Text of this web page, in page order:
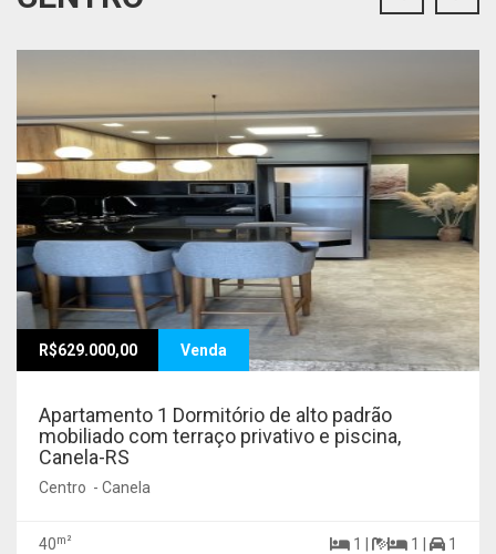
R$629.000,00 Venda
Apartamento 1 Dormitório de alto padrão
mobiliado com terraço privativo e piscina,
Canela-RS
Centro - Canela
40m² 1 | 1 | 1